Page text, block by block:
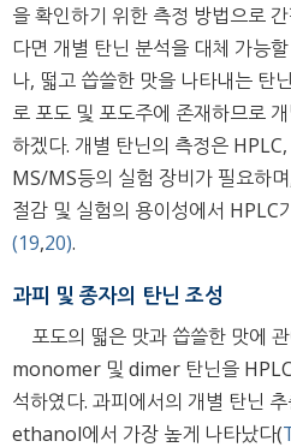
을 확인하기 위한 측정 방법으로
다면 개별 탄닌 분석을 대체 가능
나, 떫고 씁쓸한 맛을 나타내는 탄
로 포도 및 포도주에 존재하므로
하겠다. 개별 탄닌의 측정은
MS/MS등의 실험 장비가 필요하
절감 및 실험의 용이성에서 HPLC
(19,20).
과피 및 종자의 탄닌 조성
포도의 떫은 맛과 씁쓸한 맛에
monomer 및 dimer 탄닌을
석하였다. 과피에서의 개별 탄닌
ethanol에서 가장 높게 나타났다(